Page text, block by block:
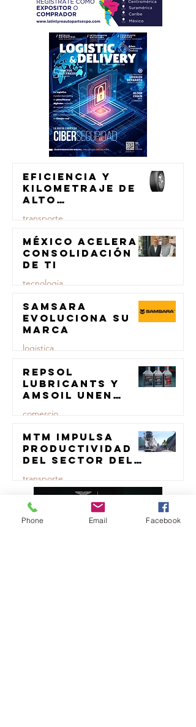
Eficiencia y
kilometraje de
alto
para el
transporte de
carga
transporte
23 jul
México acelera
consolidación
de TI
tecnologia
23 jul
Samsara
evoluciona su
marca
logistica
23 jul
Repsol
Lubricants y
AMSOIL unen
lubricación
comercio
23 jul
MTM impulsa
productividad
del sector del
manufactura
certificada
transporte
23 jul
Phone Email Facebook